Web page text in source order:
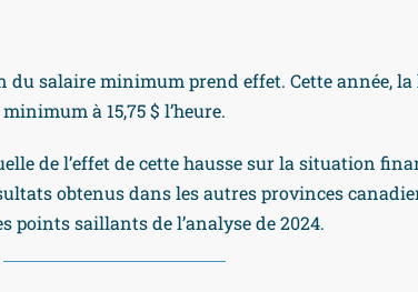
salaire minimum prend effet. Cette année, la
minimum à 15,75 $ l’heure.
de l’effet de cette hausse sur la situation
obtenus dans les autres provinces
points saillants de l’analyse de 2024.